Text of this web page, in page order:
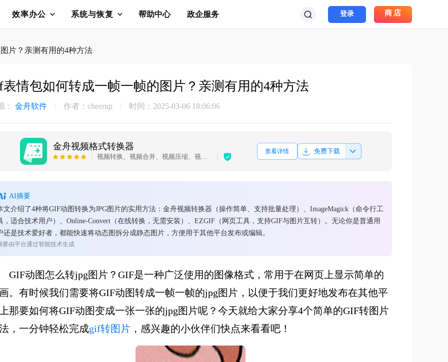
效率办公 系统与恢复 帮助中心 政企服务 登录 商店
片？亲测有用的4种方法
情包如何转成一帧一帧的图片？亲测有用的4种方法
： 金舟软件 作者：cheerup 时间：2025-03-06 18:06:06
金舟视频格式转换器
视频转换、视频合并、视频压缩、视频转音频、音频转视频、视频分割、视频剪辑、视频倒放、视频调速、视频转图片、GIF转图片、视频旋转，支持mov、mkv、3gp、avi、flv、gif、mkv、mov、mp4、mgp、rmvb、swf、vob、wmv等多种音视频格式相互转换
查看详情 免费下载
AI摘要
文介绍了4种将GIF动图转换为JPG图片的实用方法：金舟视频转换器（操作简单、支持批量处理）、ImageMagick（命令行工
，适合技术用户）、Online-Convert（在线转换，无需安装）、EZGIF（网页工具，支持GIF与图片互转）。无论你是普通用
还是技术爱好者，都能快速将动态图拆分成静态图片，方便用于其他平台发布或编辑。
要由平台通过智能技术生成
GIF动图怎么转jpg图片？GIF是一种广泛使用的图像格式，常用于在网页上显示简单的
。有时候我们需要将GIF动图转成一帧一帧的jpg图片，以便于我们更好地发布在其他平
那要如何将GIF动图变成一张一张的jpg图片呢？今天就给大家分享4个简单的GIF转图片
，一分钟轻松完成gif转图片 ，感兴趣的小伙伴们快点来看看吧！